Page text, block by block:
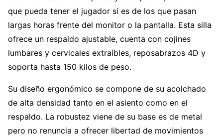
que pueda tener el jugador si es de los que pasan
largas horas frente del monitor o la pantalla. Esta silla
ofrece un respaldo ajustable, cuenta con cojines
lumbares y cervicales extraíbles, reposabrazos 4D y
soporta hasta 150 kilos de peso.
Su diseño ergonómico se compone de su acolchado
de alta densidad tanto en el asiento como en el
respaldo. La robustez viene de su base es de metal
pero no renuncia a ofrecer libertad de movimientos